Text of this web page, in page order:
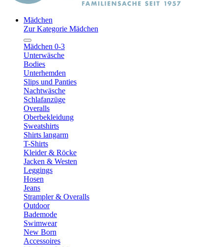
Mädchen
Zur Kategorie Mädchen
Mädchen 0-3
Unterwäsche
Bodies
Unterhemden
Slips und Panties
Nachtwäsche
Schlafanzüge
Overalls
Oberbekleidung
Sweatshirts
Shirts langarm
T-Shirts
Kleider & Röcke
Jacken & Westen
Leggings
Hosen
Jeans
Strampler & Overalls
Outdoor
Bademode
Swimwear
New Born
Accessoires